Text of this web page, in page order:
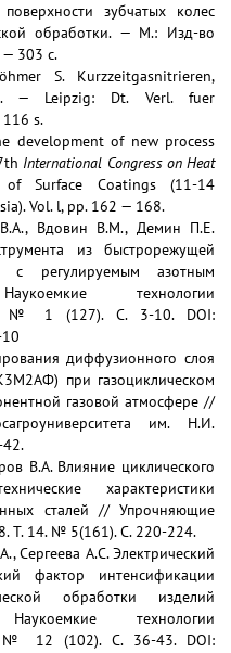
зубчатых колес
обработки. — М.: Изд-во
303 с.
S. Kurzzeitgasnitrieren,
— Leipzig: Dt. Verl. fuer
s.
development of new process
International Congress on Heat
Surface Coatings (11-14
Vol. l, pp. 162 — 168.
В.А., Вдовин В.М., Демин П.Е.
из быстрорежущей
с регулируемым азотным
технологии
№ 1 (127). С. 3-10. DOI:
диффузионного слоя
при газоциклическом
газовой атмосфере //
им. Н.И.
В.А. Влияние циклического
характеристики
сталей // Упрочняющие
Т. 14. № 5(161). С. 220-224.
Сергеева А.С. Электрический
фактор интенсификации
обработки изделий
технологии
№ 12 (102). С. 36-43. DOI: